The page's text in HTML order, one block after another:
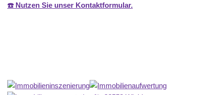
☎️ Nutzen Sie unser Kontaktformular.